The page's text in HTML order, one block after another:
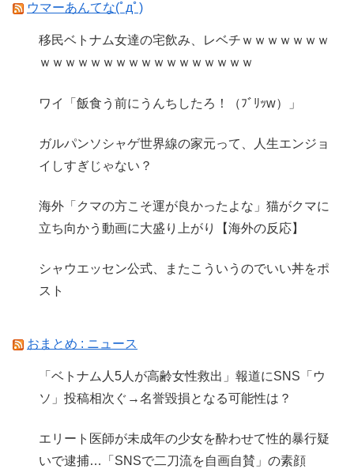
ウマーあんてな(ﾟдﾟ)
移民ベトナム女達の宅飲み、レベチｗｗｗｗｗｗｗ
ｗｗｗｗｗｗｗｗｗｗｗｗｗｗｗｗｗ
ワイ「飯食う前にうんちしたろ！（ﾌﾞﾘｯw）」
ガルパンソシャゲ世界線の家元って、人生エンジョ
イしすぎじゃない？
海外「クマの方こそ運が良かったよな」猫がクマに
立ち向かう動画に大盛り上がり【海外の反応】
シャウエッセン公式、またこういうのでいい丼をポ
スト
おまとめ : ニュース
「ベトナム人5人が高齢女性救出」報道にSNS「ウ
ソ」投稿相次ぐ→名誉毀損となる可能性は？
エリート医師が未成年の少女を酔わせて性的暴行疑
いで逮捕…「SNSで二刀流を自画自賛」の素顔